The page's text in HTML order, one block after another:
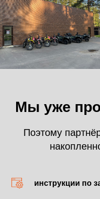
Мы уже
Поэтому
инструкции по